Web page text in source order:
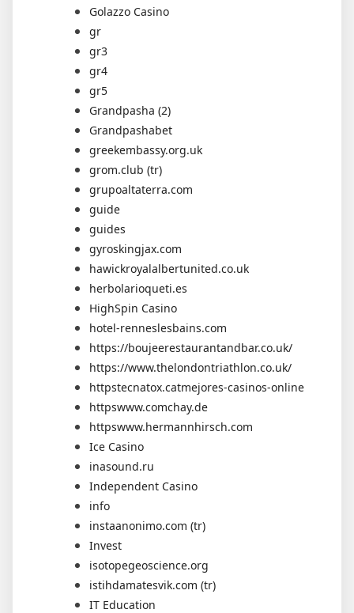
Golazzo Casino
gr
gr3
gr4
gr5
Grandpasha (2)
Grandpashabet
greekembassy.org.uk
grom.club (tr)
grupoaltaterra.com
guide
guides
gyroskingjax.com
hawickroyalalbertunited.co.uk
herbolarioqueti.es
HighSpin Casino
hotel-renneslesbains.com
https://boujeerestaurantandbar.co.uk/
https://www.thelondontriathlon.co.uk/
httpstecnatox.catmejores-casinos-online
httpswww.comchay.de
httpswww.hermannhirsch.com
Ice Casino
inasound.ru
Independent Casino
info
instaanonimo.com (tr)
Invest
isotopegeoscience.org
istihdamatesvik.com (tr)
IT Education